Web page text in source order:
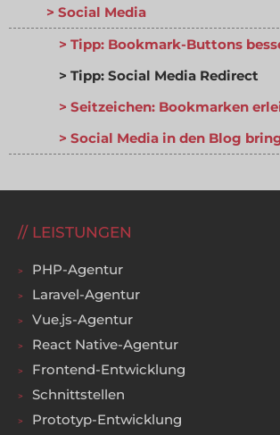
Social Media
Tipp: Bookmark-Buttons
Tipp: Social Media Redirect
Seitzeichen: Bookmarken
Social Media in den Blog
LEISTUNGEN
PHP-Agentur
Laravel-Agentur
Vue.js-Agentur
React Native-Agentur
Frontend-Entwicklung
Schnittstellen
Prototyp-Entwicklung